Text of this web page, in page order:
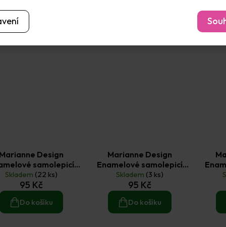
Design
samolepicí
198 ks jarní zelené
Skladem (22 ks)
95 Kč
Do košíku
Marianne Design
Enamelové samolepicí
tečky 198 ks mix barev
Skladem (3 ks)
95 Kč
Do košíku